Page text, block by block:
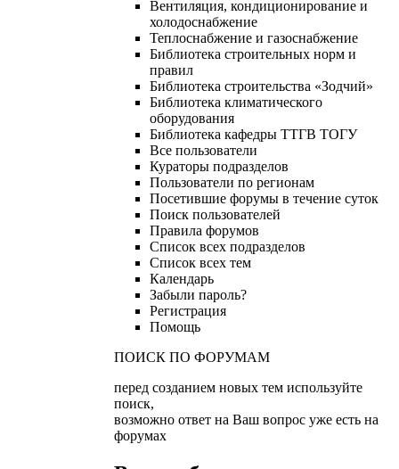
Вентиляция, кондиционирование и
холодоснабжение
Теплоснабжение и газоснабжение
Библиотека строительных норм и
правил
Библиотека строительства «Зодчий»
Библиотека климатического
оборудования
Библиотека кафедры ТТГВ ТОГУ
Все пользователи
Кураторы подразделов
Пользователи по регионам
Посетившие форумы в течение суток
Поиск пользователей
Правила форумов
Список всех подразделов
Список всех тем
Календарь
Забыли пароль?
Регистрация
Помощь
ПОИСК ПО ФОРУМАМ
перед созданием новых тем используйте
поиск,
возможно ответ на Ваш вопрос уже есть на
форумах